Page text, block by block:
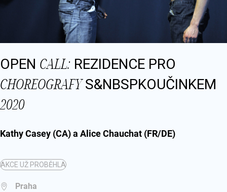
OPEN CALL: REZIDENCE PRO
CHOREOGRAFYS&NBSPKOUČINKEM
2020
Kathy Casey (CA) a Alice Chauchat (FR/DE)
AKCE UŽ PROBĚHLA
Praha